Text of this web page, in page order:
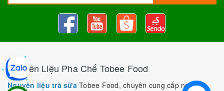
Nguyên Liệu Pha Chế Tobee Food
Nguyên liệu trà sữaTobee Food, chuyên cung cấp nguyên